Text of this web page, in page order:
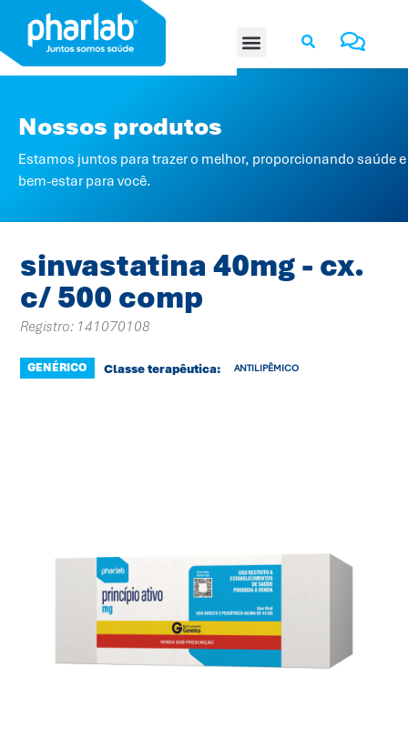
Nossos produtos
Estamos juntos para trazer o melhor, proporcionando saúde e
bem-estar para você.
sinvastatina 40mg - cx.
c/ 500 comp
Registro: 141070108
GENÉRICO Classe terapêutica: ANTILIPÊMICO